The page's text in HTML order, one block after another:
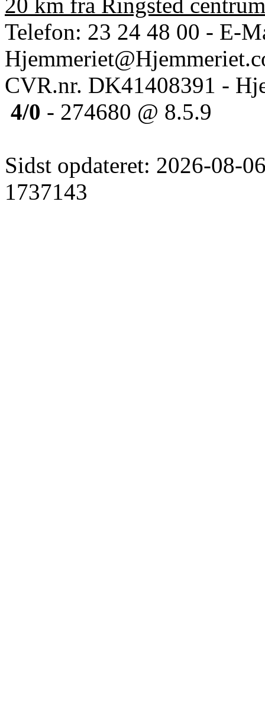
Telefon: 23 24 48 00 - E-
CVR.nr. DK41408391 -
4/0 - 274680 @ 8.5.9
Sidst opdateret: 2026-08-
1737143